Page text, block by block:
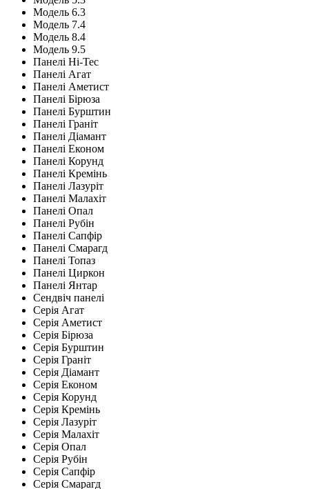
Модель 6.3
Модель 7.4
Модель 8.4
Модель 9.5
Панелі Hi-Tec
Панелі Агат
Панелі Аметист
Панелі Бірюза
Панелі Бурштин
Панелі Граніт
Панелі Діамант
Панелі Економ
Панелі Корунд
Панелі Кремінь
Панелі Лазуріт
Панелі Малахіт
Панелі Опал
Панелі Рубін
Панелі Сапфір
Панелі Смарагд
Панелі Топаз
Панелі Циркон
Панелі Янтар
Сендвіч панелі
Серія Агат
Серія Аметист
Серія Бірюза
Серія Бурштин
Серія Граніт
Серія Діамант
Серія Економ
Серія Корунд
Серія Кремінь
Серія Лазуріт
Серія Малахіт
Серія Опал
Серія Рубін
Серія Сапфір
Серія Смарагд